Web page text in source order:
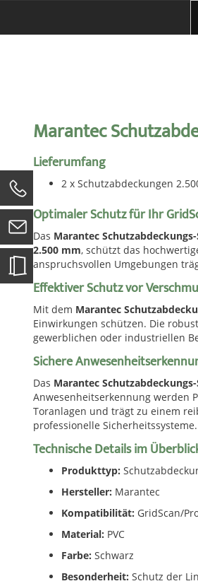
Marantec
Lieferumfang
2 x Schutzabdeckungen
Optimaler Schutz für Ihr
Das Marantec
2.500 mm, schützt das
anspruchsvollen Umgebungen
Effektiver Schutz vor
Mit dem Marantec
Einwirkungen schützen. Die
gewerblichen oder industriellen
Sichere
Das Marantec
Anwesenheitserkennung werden
Toranlagen und trägt zu einem
professionelle Sicherheitssysteme.
Technische Details im
Produkttyp:
Hersteller: Marantec
Kompatibilität: GridScan/
Material: PVC
Farbe: Schwarz
Besonderheit: Schutz der